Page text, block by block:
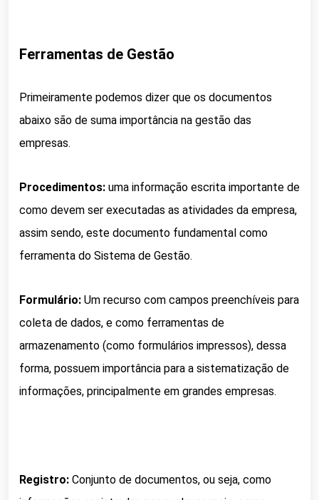
Ferramentas de Gestão
Primeiramente podemos dizer que os documentos
abaixo são de suma importância na gestão das
empresas.
Procedimentos: uma informação escrita importante de
como devem ser executadas as atividades da empresa,
assim sendo, este documento fundamental como
ferramenta do Sistema de Gestão.
Formulário: Um recurso com campos preenchíveis para
coleta de dados, e como ferramentas de
armazenamento (como formulários impressos), dessa
forma, possuem importância para a sistematização de
informações, principalmente em grandes empresas.
Registro: Conjunto de documentos, ou seja, como